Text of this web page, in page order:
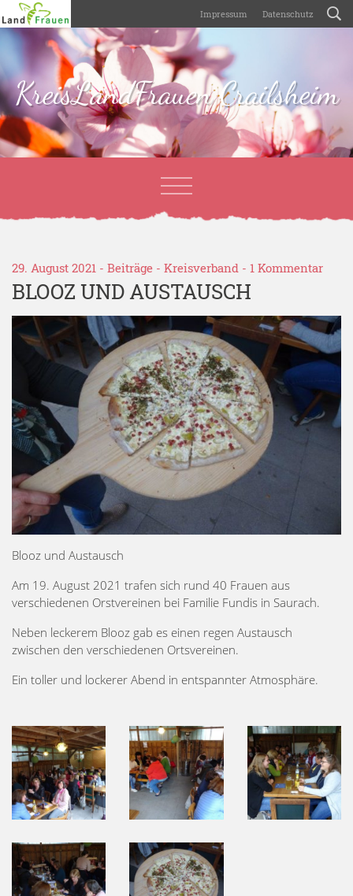
Impressum Datenschutz
KreisLandFrauen Crailsheim
29. August 2021 - Beiträge - Kreisverband - 1 Kommentar
BLOOZ UND AUSTAUSCH
Blooz und Austausch
Am 19. August 2021 trafen sich rund 40 Frauen aus
verschiedenen Orstvereinen bei Familie Fundis in Saurach.
Neben leckerem Blooz gab es einen regen Austausch
zwischen den verschiedenen Ortsvereinen.
Ein toller und lockerer Abend in entspannter Atmosphäre.